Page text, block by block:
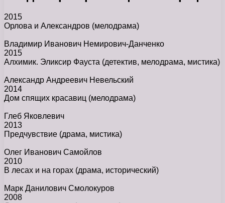
2015
Орлова и Александров (мелодрама)
Владимир Иванович Немирович-Данченко
2015
Алхимик. Эликсир Фауста (детектив, мелодрама, мистика)
Александр Андреевич Невельский
2014
Дом спящих красавиц (мелодрама)
Глеб Яковлевич
2013
Предчувствие (драма, мистика)
Олег Иванович Самойлов
2010
В лесах и на горах (драма, исторический)
Марк Данилович Смолокуров
2008